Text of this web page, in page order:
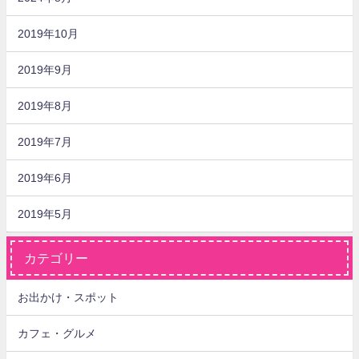
2019年10月
2019年9月
2019年8月
2019年7月
2019年6月
2019年5月
カテゴリー
お出かけ・スポット
カフェ・グルメ